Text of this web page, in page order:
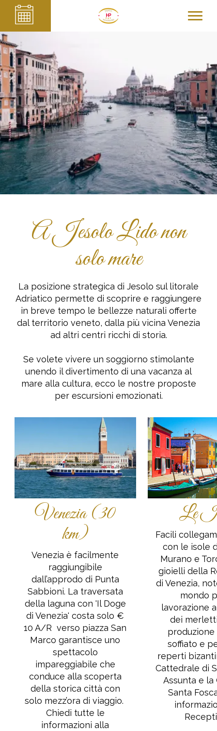
A Jesolo Lido non
solo mare
La posizione strategica di Jesolo sul litorale
Adriatico permette di scoprire e raggiungere
in breve tempo le bellezze naturali offerte
dal territorio veneto, dalla più vicina Venezia
ad altri centri ricchi di storia.
Se volete vivere un soggiorno stimolante
unendo il divertimento di una vacanza al
mare alla cultura, ecco le nostre proposte
per escursioni emozionati.
Venezia (30
km)
Venezia è facilmente
raggiungibile
dall’approdo di Punta
Sabbioni. La traversata
della laguna con 'Il Doge
di Venezia' costa solo €
10 A/R verso piazza San
Marco garantisce uno
spettacolo
impareggiabile che
conduce alla scoperta
della storica città con
solo mezz’ora di viaggio.
Chiedi tutte le
informazioni alla
Le
Facili
con le isole
Murano e
gioielli della
di Venezia,
mondo
lavorazione
dei
soffiato e
reperti
Cattedrale di
Assunta e la
Santa